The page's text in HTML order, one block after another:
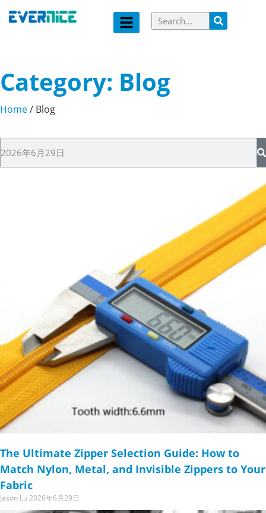
Category: Blog
Home/ Blog
The Ultimate Zipper Selection Guide: How to
Match Nylon, Metal, and Invisible Zippers to Your
Fabric
Jason Lu2026年6月29日